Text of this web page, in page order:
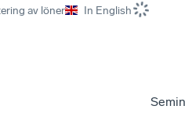
av löner In English